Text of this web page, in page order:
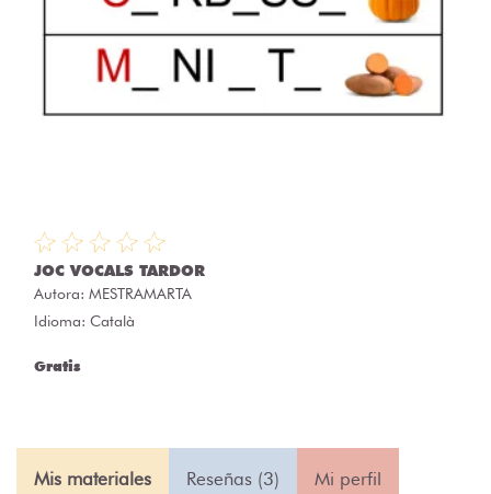
JOC VOCALS TARDOR
Autora: MESTRAMARTA
Idioma: Català
Gratis
Mis materiales Reseñas (3) Mi perfil